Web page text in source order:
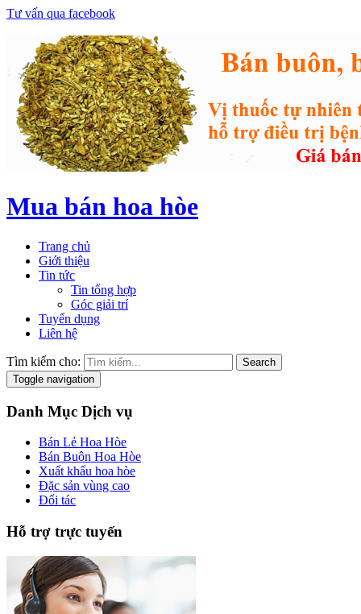
Tư vấn qua facebook
Mua bán hoa hòe
Trang chủ
Giới thiệu
Tin tức
Tin tổng hợp
Góc giải trí
Tuyển dụng
Liên hệ
Tìm kiếm cho:
Search
Toggle navigation
Danh Mục Dịch vụ
Bán Lẻ Hoa Hòe
Bán Buôn Hoa Hòe
Xuất khẩu hoa hòe
Đặc sản vùng cao
Đối tác
Hỗ trợ trực tuyến